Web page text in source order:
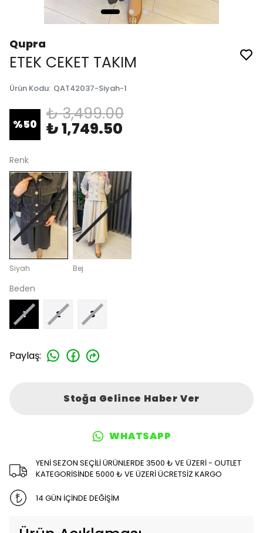
Qupra
ETEK CEKET TAKIM
Ürün Kodu: QAT42037-Siyah-1
%50
₺ 3,499.00
₺ 1,749.50
Renk
Siyah Bej
Beden
1 2 3
Paylaş:
Stoğa Gelince Haber Ver
WHATSAPP
YENİ SEZON SEÇİLİ ÜRÜNLERDE 3500 ₺ VE ÜZERİ - OUTLET
KATEGORİSİNDE 5000 ₺ VE ÜZERİ ÜCRETSİZ KARGO
14 GÜN İÇİNDE DEĞİŞİM